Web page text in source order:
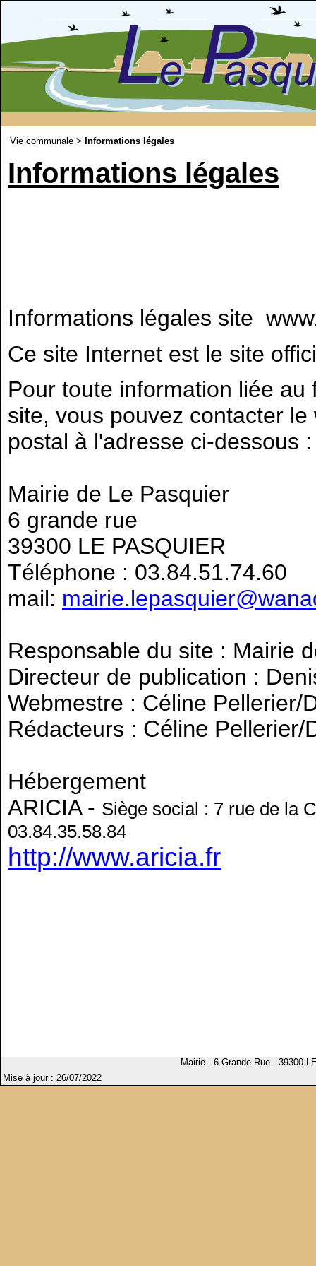
Vie communale > Informations légales
Informations légales
Informations légales site
Ce site Internet est le site
Pour toute information liée
site, vous pouvez contacter
postal à l'adresse ci-dessous :
Mairie de Le Pasquier
6 grande rue
39300 LE PASQUIER
Téléphone : 03.84.51.74.60
mail:
Responsable du site : Mairie
Directeur de publication :
Webmestre : Céline Pellerier/
Rédacteurs : Céline Pellerier/
Hébergement
ARICIA - Siège social : 7 rue de la
03.84.35.58.84
http://www.aricia.fr
Mairie - 6 Grande Rue - 39300
Mise à jour : 26/07/2022